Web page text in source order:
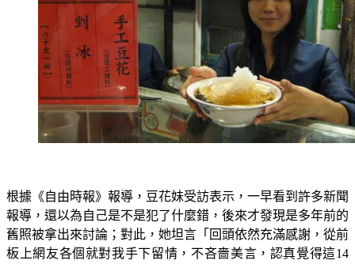
根據《自由時報》報導，豆花妹受訪表示，一早看到許多新聞
報導，還以為自己是不是犯了什麼錯，後來才發現是多年前的
舊照被拿出來討論；對此，她坦言「回頭依然充滿感謝，從前